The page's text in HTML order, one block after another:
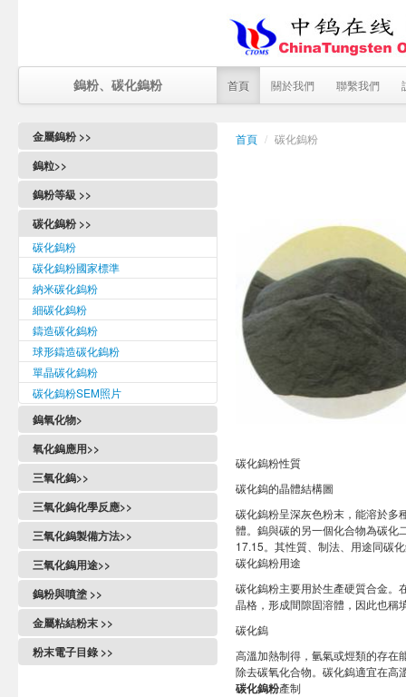
鎢粉、碳化鎢粉 首頁 關於我們 聯繫我們
金屬鎢粉 >>
鎢粉
鎢粉國家標準
金屬鎢粉
納米鎢粉
超細鎢粉
細鎢粉
粗鎢粉
粗顆粒鎢粉製備方法
細顆粒鎢粉製備方法
鎢粉生產方法
結晶鎢粉
鎢粉顆粒
高密度鎢粉
寬尺寸鎢粉
RPT 鎢粉
鎢粉SEM照片
鎢粒>>
鎢粉等級 >>
鎢粉等級
費氏細微性
細微性分佈
SGS 報告
REACH 證
逆氫回轉爐和順逆氫回轉爐的區別
制氫設備
鎢粉氫還原爐
碳化鎢粉 >>
碳化鎢粉
碳化鎢粉國家標準
納米碳化鎢粉
細碳化鎢粉
鑄造碳化鎢粉
球形鑄造碳化鎢粉
單晶碳化鎢粉
碳化鎢粉SEM照片
鎢氧化物>
鎢系氧化物
氧化鎢
氧化鎢複合粉
焦綠石型氧化鎢
氧化鎢國家標準
氧化鎢性質
氧化鎢危害
氧化鎢析氧反應
氧化鎢表面改性
氧化鎢常見問題解答
三氧化鎢
氧化鎢應用>>
氧化鎢薄膜
量子點材料
氧化鎢釉料
催化劑
光觸媒鎢系氧化物
含鎢廢催化劑
釩鎢鈦催化劑
半導體電池
太陽能電池
電致變色電池
三氧化鎢>>
國家標準
圖譜
含量測試方法
三氧化二鎢
正交相三氧化鎢
六方相三氧化鎢
納米三氧化鎢
三氧化鎢常見問題解答
三氧化鎢化學反應>>
WO3與氟化氫反應
WO3與氫氧化鈣反應
WO3與一氧化碳反應
WO3與氧化銀反應
氫氣還原三氧化鎢
三氧化鎢製備方法>>
水熱法製備三氧化鎢
鎢精礦製備三氧化鎢
鎢酸鈉製備三氧化鎢
仲鎢酸銨製備三氧化鎢
輔助劑對製備三氧化鎢的影響
三氧化鎢用途>>
製備鎢產品
鋁熱法製備鎢粉
測硫用三氧化鎢
三氧化鎢靶材
鎢粉與噴塗 >>
熱噴塗
爆炸火焰噴塗
火焰噴塗
金屬粘結粉末 >>
鐵粉
鎳粉
粉末電子目錄 >>
首頁 / 碳化鎢粉
碳化鎢粉性質
碳化鎢的晶體結構圖
碳化鎢粉呈深灰色粉末，能溶於多
體。鎢與碳的另一個化合物為碳
17.15。其性質、制法、用途同碳
碳化鎢粉用途
碳化鎢粉主要用於生產硬質合金。
晶格，形成間隙固溶體，因此也稱
碳化鎢
高溫加熱制得，氫氣或烴類的存
除去碳氧化合物。碳化鎢適宜在高
碳化鎢粉產制